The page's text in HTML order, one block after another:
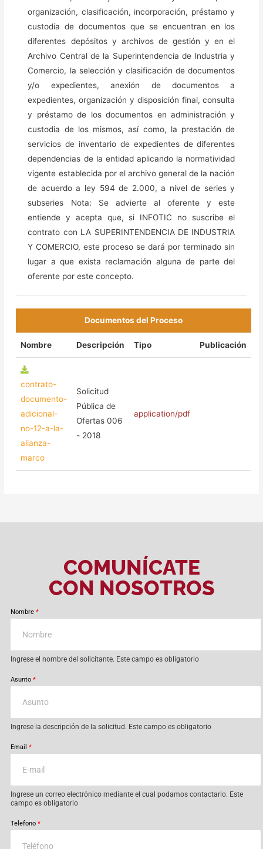
organización, clasificación, incorporación, préstamo y
custodia de documentos que se encuentran en los
diferentes depósitos y archivos de gestión y en el
Archivo Central de la Superintendencia de Industria y
Comercio, la selección y clasificación de documentos
y/o expedientes, anexión de documentos a
expedientes, organización y disposición final, consulta
y préstamo de los documentos en administración y
custodia de los mismos, así como, la prestación de
servicios de inventario de expedientes de diferentes
dependencias de la entidad aplicando la normatividad
vigente establecida por el archivo general de la nación
de acuerdo a ley 594 de 2.000, a nivel de series y
subseries Nota: Se advierte al oferente y este
entiende y acepta que, si INFOTIC no suscribe el
contrato con LA SUPERINTENDENCIA DE INDUSTRIA
Y COMERCIO, este proceso se dará por terminado sin
lugar a que exista reclamación alguna de parte del
oferente por este concepto.
Documentos del Proceso
Nombre Descripción Tipo Publicación
contrato-
documento-
adicional-
no-12-a-la-
alianza-
marco
Solicitud
Pública de
Ofertas 006
- 2018
application/pdf
COMUNÍCATE
CON NOSOTROS
Nombre *
Ingrese el nombre del solicitante. Este campo es obligatorio
Asunto *
Ingrese la descripción de la solicitud. Este campo es obligatorio
Email *
Ingrese un correo electrónico mediante el cual podamos contactarlo. Este
campo es obligatorio
Telefono *